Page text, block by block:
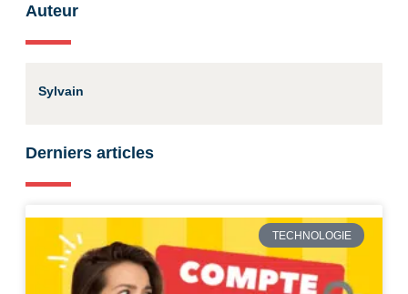
Auteur
Sylvain
Derniers articles
TECHNOLOGIE